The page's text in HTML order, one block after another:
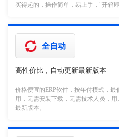
买得起的，操作简单，易上手，"开箱即
全自动
高性价比，自动更新最新版本
价格便宜的ERP软件，按年付模式，
用，无需安装下载，无需技术人员，
最新版本。